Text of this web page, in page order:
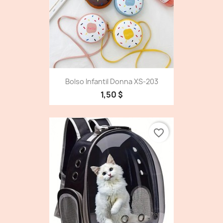
Bolso Infantil Donna XS-203
1,50 $
favorite_border